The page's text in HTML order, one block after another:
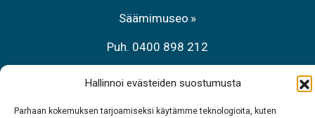
Hallinnoi evästeiden suostumusta
Parhaan kokemuksen tarjoamiseksi käytämme teknologioita, kuten
Säämimuseo
Puh. 0400 898 212
Aanaar palvâlemsaje, Meccihaldâttâs
Puh. 0206 39 7740